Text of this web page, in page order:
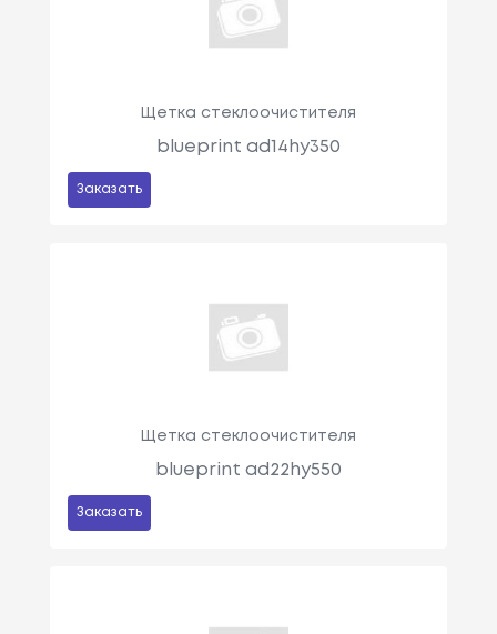
Щетка стеклоочистителя
blueprint ad14hy350
Заказать
Щетка стеклоочистителя
blueprint ad22hy550
Заказать